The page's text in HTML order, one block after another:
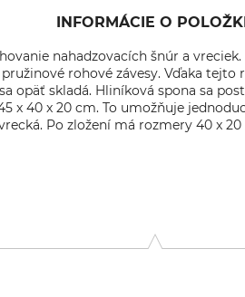
INFORMÁCIE O
nahadzovacích šnúr a
rohové závesy. Vďaka
opäť skladá. Hliníková spona sa
x 40 x 20 cm. To umožňuje
Po zložení má rozmery 40 x